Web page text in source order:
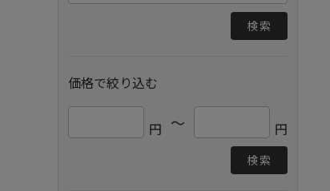
検索
価格で絞り込む
円 ～ 円
検索